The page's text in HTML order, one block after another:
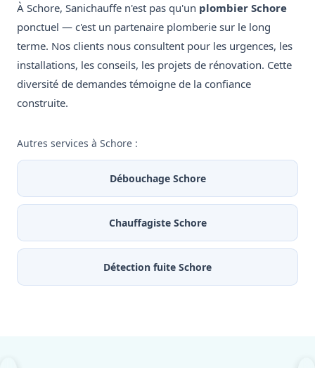
À Schore, Sanichauffe n'est pas qu'un plombier Schore
ponctuel — c'est un partenaire plomberie sur le long
terme. Nos clients nous consultent pour les urgences, les
installations, les conseils, les projets de rénovation. Cette
diversité de demandes témoigne de la confiance
construite.
Autres services à Schore :
Débouchage Schore
Chauffagiste Schore
Détection fuite Schore